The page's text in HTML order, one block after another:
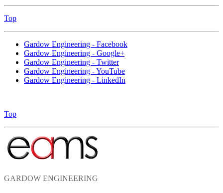
Top
Gardow Engineering - Facebook
Gardow Engineering - Google+
Gardow Engineering - Twitter
Gardow Engineering - YouTube
Gardow Engineering - LinkedIn
Top
GARDOW ENGINEERING